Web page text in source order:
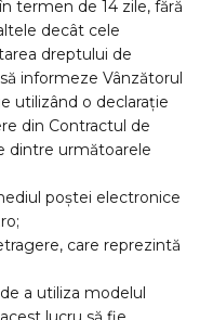
termen de 14 zile, fără
decât cele
dreptului de
informeze Vânzătorul
utilizând o declarație
din Contractul de
dintre următoarele
poștei electronice
care reprezintă
a utiliza modelul